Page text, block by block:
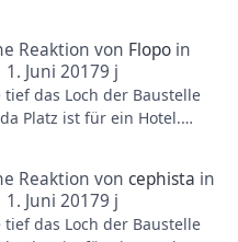
mit Zimmer erst ab 1.
sind dann für
auch in der Tiefe gehen.
Reaktion von Flopo in
1. Juni 20179 j
das Loch der Baustelle
Platz ist für ein Hotel.
mit Zimmer erst ab 1.
sind dann für
auch in der Tiefe gehen.
Reaktion voncephista in
1. Juni 20179 j
das Loch der Baustelle